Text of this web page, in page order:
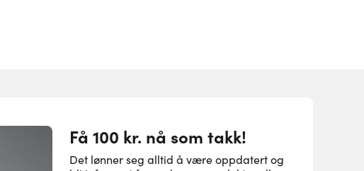
Få 100 kr. nå som takk!
Det lønner seg alltid å være oppdatert og